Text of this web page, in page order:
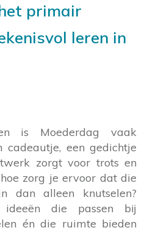
primair
leren in
is Moederdag vaak
cadeautje, een gedichtje
zorgt voor trots en
zorg je ervoor dat die
dan alleen knutselen?
die passen bij
én die ruimte bieden